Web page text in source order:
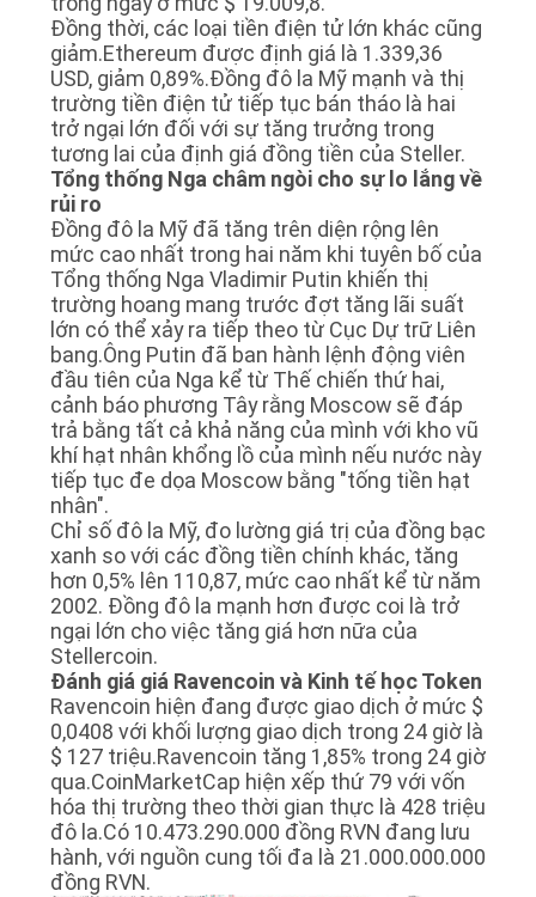
Đồng thời, các loại tiền điện tử lớn khác cũng
giảm.Ethereum được định giá là 1.339,36
USD, giảm 0,89%.Đồng đô la Mỹ mạnh và thị
trường tiền điện tử tiếp tục bán tháo là hai
trở ngại lớn đối với sự tăng trưởng trong
tương lai của định giá đồng tiền của Steller.
Tổng thống Nga châm ngòi cho sự lo lắng về
rủi ro
Đồng đô la Mỹ đã tăng trên diện rộng lên
mức cao nhất trong hai năm khi tuyên bố của
Tổng thống Nga Vladimir Putin khiến thị
trường hoang mang trước đợt tăng lãi suất
lớn có thể xảy ra tiếp theo từ Cục Dự trữ Liên
bang.Ông Putin đã ban hành lệnh động viên
đầu tiên của Nga kể từ Thế chiến thứ hai,
cảnh báo phương Tây rằng Moscow sẽ đáp
trả bằng tất cả khả năng của mình với kho vũ
khí hạt nhân khổng lồ của mình nếu nước này
tiếp tục đe dọa Moscow bằng "tống tiền hạt
nhân".
Chỉ số đô la Mỹ, đo lường giá trị của đồng bạc
xanh so với các đồng tiền chính khác, tăng
hơn 0,5% lên 110,87, mức cao nhất kể từ năm
2002. Đồng đô la mạnh hơn được coi là trở
ngại lớn cho việc tăng giá hơn nữa của
Stellercoin.
Đánh giá giá Ravencoin và Kinh tế học Token
Ravencoin hiện đang được giao dịch ở mức $
0,0408 với khối lượng giao dịch trong 24 giờ là
$ 127 triệu.Ravencoin tăng 1,85% trong 24 giờ
qua.CoinMarketCap hiện xếp thứ 79 với vốn
hóa thị trường theo thời gian thực là 428 triệu
đô la.Có 10.473.290.000 đồng RVN đang lưu
hành, với nguồn cung tối đa là 21.000.000.000
đồng RVN.